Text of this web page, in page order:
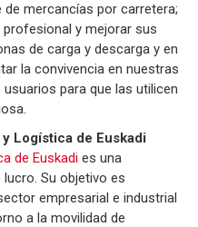
mercancías por carretera;
y mejorar sus
de carga y descarga y en
la convivencia en nuestras
para que las utilicen
Logística de Euskadi
de Euskadi es una
Su objetivo es
empresarial e industrial
a la movilidad de